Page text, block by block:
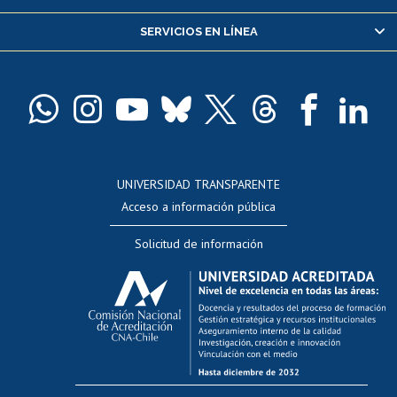
Servicio médico y dental
Pago de arancel y crédito alumnos
Docentes
Perfeccionamiento
Editar Portafolio Académico
Evaluación docente
Calificación académica
Postulación al AUCAI
Funcionarias/os
Cursos internos de capacitación
Bienestar del personal
SERVICIOS EN LÍNEA
UNIVERSIDAD TRANSPARENTE
Acceso a información pública
Solicitud de información